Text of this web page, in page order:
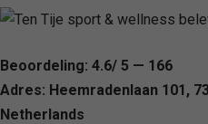
Beoordeling: 4.6/ 5 — 166
Adres: Heemradenlaan 101,
Netherlands